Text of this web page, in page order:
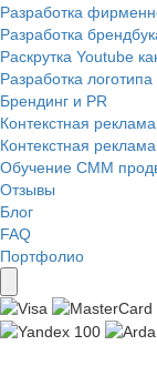
Разработка
Разработка
Раскрутка Youtube
Разработка логотипа
Брендинг и PR
Контекстная
Контекстная
Обучение СММ
Отзывы
Блог
FAQ
Портфолио